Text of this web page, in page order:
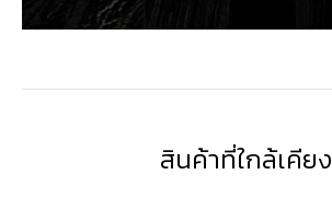
สินค้าที่ใกล้เคียง